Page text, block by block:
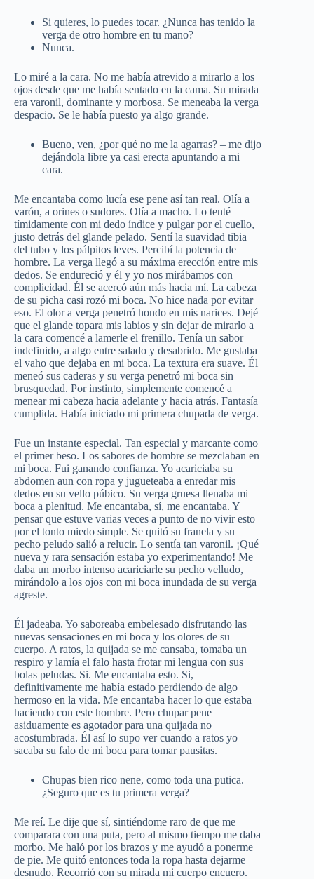
Si quieres, lo puedes tocar. ¿Nunca has tenido la
verga de otro hombre en tu mano?
Nunca.
Lo miré a la cara. No me había atrevido a mirarlo a los
ojos desde que me había sentado en la cama. Su mirada
era varonil, dominante y morbosa. Se meneaba la verga
despacio. Se le había puesto ya algo grande.
Bueno, ven, ¿por qué no me la agarras? – me dijo
dejándola libre ya casi erecta apuntando a mi
cara.
Me encantaba como lucía ese pene así tan real. Olía a
varón, a orines o sudores. Olía a macho. Lo tenté
tímidamente con mi dedo índice y pulgar por el cuello,
justo detrás del glande pelado. Sentí la suavidad tibia
del tubo y los pálpitos leves. Percibí la potencia de
hombre. La verga llegó a su máxima erección entre mis
dedos. Se endureció y él y yo nos mirábamos con
complicidad. Él se acercó aún más hacia mí. La cabeza
de su picha casi rozó mi boca. No hice nada por evitar
eso. El olor a verga penetró hondo en mis narices. Dejé
que el glande topara mis labios y sin dejar de mirarlo a
la cara comencé a lamerle el frenillo. Tenía un sabor
indefinido, a algo entre salado y desabrido. Me gustaba
el vaho que dejaba en mi boca. La textura era suave. Él
meneó sus caderas y su verga penetró mi boca sin
brusquedad. Por instinto, simplemente comencé a
menear mi cabeza hacia adelante y hacia atrás. Fantasía
cumplida. Había iniciado mi primera chupada de verga.
Fue un instante especial. Tan especial y marcante como
el primer beso. Los sabores de hombre se mezclaban en
mi boca. Fui ganando confianza. Yo acariciaba su
abdomen aun con ropa y jugueteaba a enredar mis
dedos en su vello púbico. Su verga gruesa llenaba mi
boca a plenitud. Me encantaba, sí, me encantaba. Y
pensar que estuve varias veces a punto de no vivir esto
por el tonto miedo simple. Se quitó su franela y su
pecho peludo salió a relucir. Lo sentía tan varonil. ¡Qué
nueva y rara sensación estaba yo experimentando! Me
daba un morbo intenso acariciarle su pecho velludo,
mirándolo a los ojos con mi boca inundada de su verga
agreste.
Él jadeaba. Yo saboreaba embelesado disfrutando las
nuevas sensaciones en mi boca y los olores de su
cuerpo. A ratos, la quijada se me cansaba, tomaba un
respiro y lamía el falo hasta frotar mi lengua con sus
bolas peludas. Si. Me encantaba esto. Si,
definitivamente me había estado perdiendo de algo
hermoso en la vida. Me encantaba hacer lo que estaba
haciendo con este hombre. Pero chupar pene
asiduamente es agotador para una quijada no
acostumbrada. Él así lo supo ver cuando a ratos yo
sacaba su falo de mi boca para tomar pausitas.
Chupas bien rico nene, como toda una putica.
¿Seguro que es tu primera verga?
Me reí. Le dije que sí, sintiéndome raro de que me
comparara con una puta, pero al mismo tiempo me daba
morbo. Me haló por los brazos y me ayudó a ponerme
de pie. Me quitó entonces toda la ropa hasta dejarme
desnudo. Recorrió con su mirada mi cuerpo encuero.